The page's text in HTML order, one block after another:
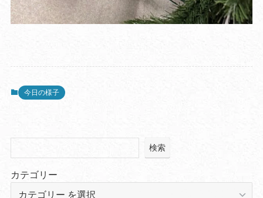
今日の様子
検索
カテゴリー